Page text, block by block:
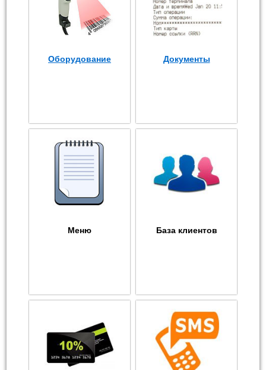
Оборудование Документы
Меню База клиентов